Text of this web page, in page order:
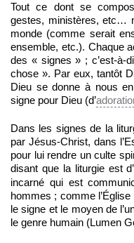
Tout ce dont se
gestes, ministères, etc…
monde (comme serait
ensemble, etc.). Chaque
des « signes » ; c’est-à-
chose ». Par eux, tantôt
Dieu se donne à nous
signe pour Dieu (d’
Dans les signes de la
par Jésus-Christ, dans
pour lui rendre un culte
disant que la liturgie est d’
incarné qui est
hommes ; comme
le signe et le moyen de
le genre humain (Lumen